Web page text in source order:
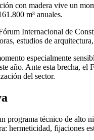
con madera vive un
m³ anuales.
Internacional de
estudios de
especialmente
año. Ante esta brecha,
del sector.
programa técnico de alto
hermeticidad, fijaciones